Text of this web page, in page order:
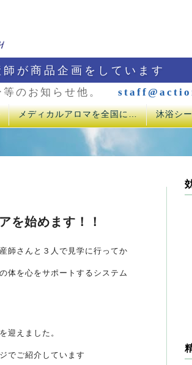
が商品企画をしています
のお知らせ他。
メディカルアロマを全国に… 沐浴シ
を始めます！！
師さんと３人で見学に行ってか
体を心をサポートするシステム
迎えました。
でご紹介しています